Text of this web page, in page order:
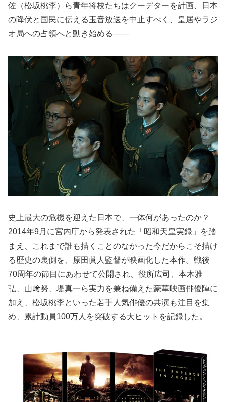
佐（松坂桃李）ら青年将校たちはクーデターを計画、日本
の降伏と国民に伝える玉音放送を中止すべく、皇居やラジ
オ局への占領へと動き始める――
史上最大の危機を迎えた日本で、一体何があったのか？
2014年9月に宮内庁から発表された「昭和天皇実録」を踏
まえ、これまで誰も描くことのなかった今だからこそ描け
る歴史の裏側を、原田眞人監督が映画化した本作。戦後
70周年の節目にあわせて公開され、役所広司、本木雅
弘、山﨑努、堤真一ら実力を兼ね備えた豪華映画俳優陣に
加え、松坂桃李といった若手人気俳優の共演も注目を集
め、累計動員100万人を突破する大ヒットを記録した。